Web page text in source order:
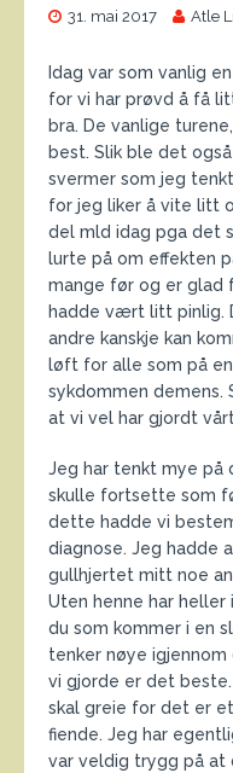
31. mai 2017 Atle
Idag var som vanlig
for vi har prøvd å få
bra. De vanlige
best. Slik ble det
svermer som jeg
for jeg liker å vite litt
del mld idag pga det
lurte på om effekten
mange før og er glad
hadde vært litt pinlig.
andre kanskje kan
løft for alle som på
sykdommen demens.
at vi vel har gjordt
Jeg har tenkt mye
skulle fortsette som
dette hadde vi
diagnose. Jeg hadde
gullhjertet mitt noe
Uten henne har heller
du som kommer i en
tenker nøye
vi gjorde er det
skal greie for det er
fiende. Jeg har
var veldig trygg på at